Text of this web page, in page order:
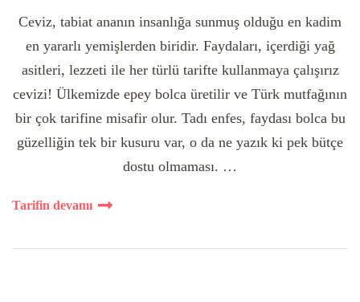
Ceviz, tabiat ananın insanlığa sunmuş olduğu en kadim
en yararlı yemişlerden biridir. Faydaları, içerdiği yağ
asitleri, lezzeti ile her türlü tarifte kullanmaya çalışırız
cevizi! Ülkemizde epey bolca üretilir ve Türk mutfağının
bir çok tarifine misafir olur. Tadı enfes, faydası bolca bu
güzelliğin tek bir kusuru var, o da ne yazık ki pek bütçe
dostu olmaması. …
Tarifin devamı